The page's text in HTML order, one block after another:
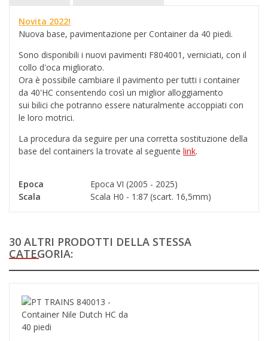
Novita 2022!
Nuova base, pavimentazione per Container da 40 piedi.
Sono disponibili i nuovi pavimenti F804001, verniciati, con il
collo d'oca migliorato.
Ora è possibile cambiare il pavimento per tutti i container
da 40'HC consentendo così un miglior alloggiamento
sui bilici che potranno essere naturalmente accoppiati con
le loro motrici.
La procedura da seguire per una corretta sostituzione della
base del containers la trovate al seguente link.
Epoca
Epoca VI (2005 - 2025)
Scala
Scala H0 - 1:87 (scart. 16,5mm)
30 ALTRI PRODOTTI DELLA STESSA
CATEGORIA: